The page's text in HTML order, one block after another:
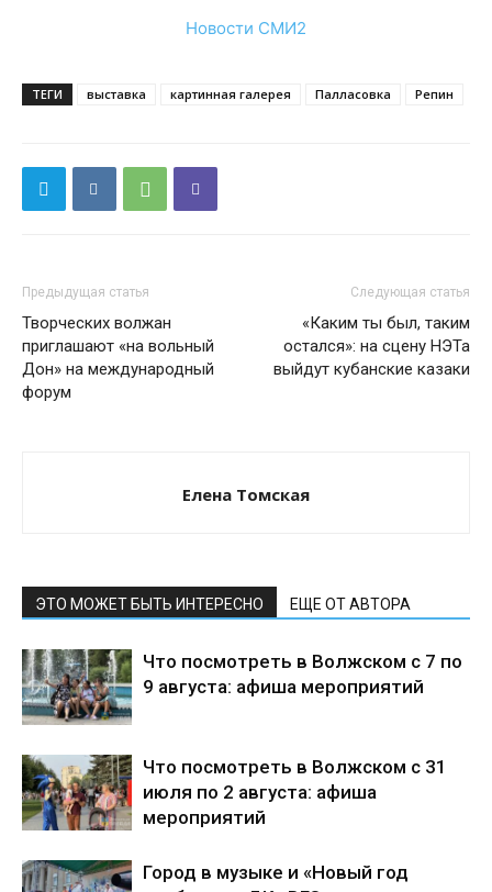
Новости СМИ2
ТЕГИ выставка картинная галерея Палласовка Репин
Предыдущая статья
Творческих волжан
приглашают «на вольный
Дон» на международный
форум
Следующая статья
«Каким ты был, таким
остался»: на сцену НЭТа
выйдут кубанские казаки
Елена Томская
ЭТО МОЖЕТ БЫТЬ ИНТЕРЕСНО ЕЩЕ ОТ АВТОРА
Что посмотреть в Волжском с 7 по
9 августа: афиша мероприятий
Что посмотреть в Волжском с 31
июля по 2 августа: афиша
мероприятий
Город в музыке и «Новый год